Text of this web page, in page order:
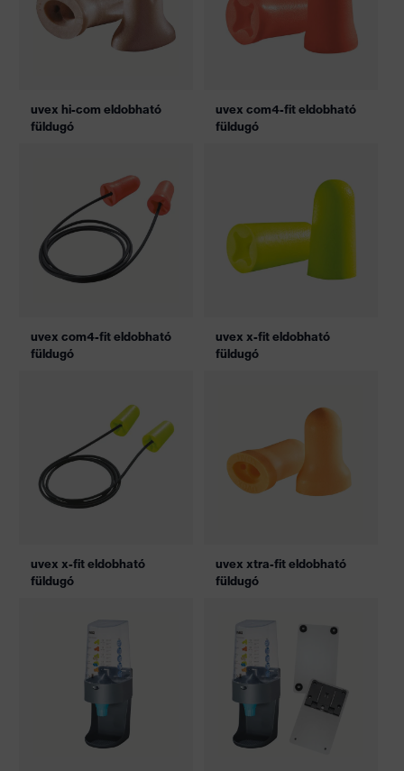
uvex hi-com eldobható
füldugó
uvex com4-fit eldobható
füldugó
uvex com4-fit eldobható
füldugó
uvex x-fit eldobható
füldugó
uvex x-fit eldobható
füldugó
uvex xtra-fit eldobható
füldugó